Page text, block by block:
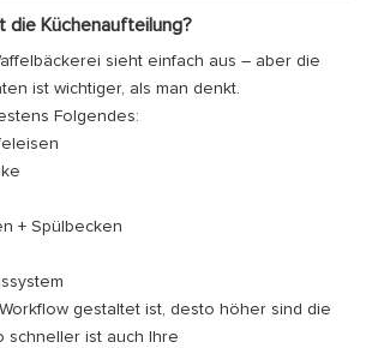
die Küchenaufteilung?
sieht einfach aus – aber die
ist wichtiger, als man denkt.
Folgendes:
+ Spülbecken
gestaltet ist, desto höher sind die
schneller ist auch Ihre